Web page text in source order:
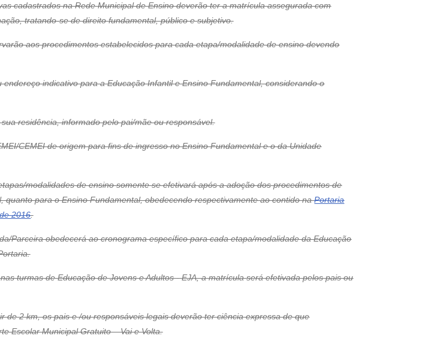
cadastrados na Rede Municipal de Ensino deverão ter a matrícula assegurada com
tratando-se de direito fundamental, público e subjetivo.
aos procedimentos estabelecidos para cada etapa/modalidade de ensino devendo
indicativo para a Educação Infantil e Ensino Fundamental, considerando o
residência, informado pelo pai/mãe ou responsável.
CEMEI de origem para fins de ingresso no Ensino Fundamental e o da Unidade
modalidades de ensino somente se efetivará após a adoção dos procedimentos de
para o Ensino Fundamental, obedecendo respectivamente ao contido naPortaria
2016.
Parceira obedecerá ao cronograma específico para cada etapa/modalidade da Educação
turmas de Educação de Jovens e Adultos - EJA, a matrícula será efetivada pelos pais ou
2 km, os pais e /ou responsáveis legais deverão ter ciência expressa de que
Escolar Municipal Gratuito – Vai e Volta.